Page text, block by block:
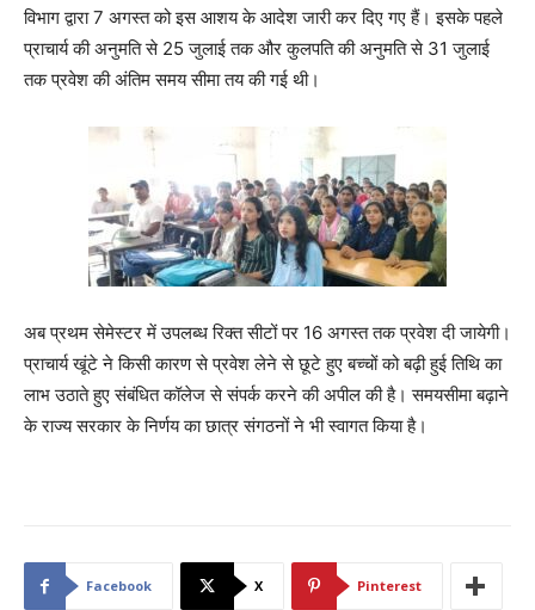
विभाग द्वारा 7 अगस्त को इस आशय के आदेश जारी कर दिए गए हैं। इसके पहले
प्राचार्य की अनुमति से 25 जुलाई तक और कुलपति की अनुमति से 31 जुलाई
तक प्रवेश की अंतिम समय सीमा तय की गई थी।
अब प्रथम सेमेस्टर में उपलब्ध रिक्त सीटों पर 16 अगस्त तक प्रवेश दी जायेगी।
प्राचार्य खूंटे ने किसी कारण से प्रवेश लेने से छूटे हुए बच्चों को बढ़ी हुई तिथि का
लाभ उठाते हुए संबंधित कॉलेज से संपर्क करने की अपील की है। समयसीमा बढ़ाने
के राज्य सरकार के निर्णय का छात्र संगठनों ने भी स्वागत किया है।
Facebook X Pinterest